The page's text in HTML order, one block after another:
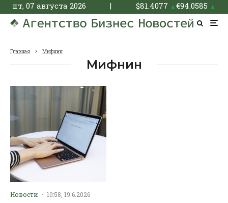
пт, 07 августа 2026 | $81.4077 ▲€94.0585 ▲
Главная Мифнин
Мифнин
Новости · 10:58, 19.6.2026